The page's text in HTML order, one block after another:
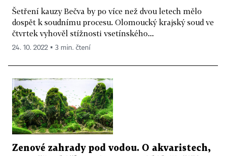
Šetření kauzy Bečva by po více než dvou letech mělo
dospět k soudnímu procesu. Olomoucký krajský soud ve
čtvrtek vyhověl stížnosti vsetínského...
24. 10. 2022 ▪ 3 min. čtení
Zenové zahrady pod vodou. O akvaristech,